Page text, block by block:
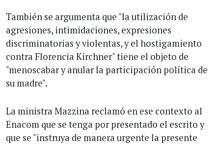
También se argumenta que "la utilización de
agresiones, intimidaciones, expresiones
discriminatorias y violentas, y el hostigamiento
contra Florencia Kirchner" tiene el objeto de
"menoscabar y anular la participación política de
su madre".
La ministra Mazzina reclamó en ese contexto al
Enacom que se tenga por presentado el escrito y
que se "instruya de manera urgente la presente